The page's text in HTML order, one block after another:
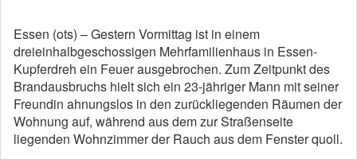
Essen (ots) – Gestern Vormittag ist in einem
dreieinhalbgeschossigen Mehrfamilienhaus in Essen-
Kupferdreh ein Feuer ausgebrochen. Zum Zeitpunkt des
Brandausbruchs hielt sich ein 23-jähriger Mann mit seiner
Freundin ahnungslos in den zurückliegenden Räumen der
Wohnung auf, während aus dem zur Straßenseite
liegenden Wohnzimmer der Rauch aus dem Fenster quoll.